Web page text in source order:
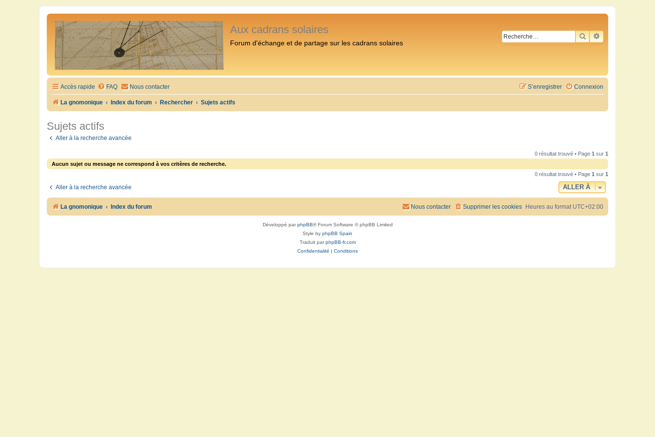
Aux cadrans solaires
Forum d'échange et de partage sur les cadrans solaires
RECHERCHER
RECHERCHE
Accès rapide FAQ Nous contacter Connexion
S’enregistrer
La gnomonique Index du forum Rechercher Sujets actifs
Sujets actifs
Aller à la recherche avancée
0 résultat trouvé • Page 1 sur 1
Aucun sujet ou message ne correspond à vos critères de recherche.
0 résultat trouvé • Page 1 sur 1
Aller à la recherche avancée ALLER À
La gnomonique Index du forum Heures au format UTC+02:00
Supprimer les cookies
Nous contacter
Développé parphpBB® Forum Software © phpBB Limited
Style by phpBB Spain
Traduit parphpBB-fr.com
Confidentialité | Conditions